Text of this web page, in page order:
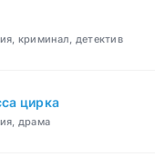
криминал, детектив
цирка
драма